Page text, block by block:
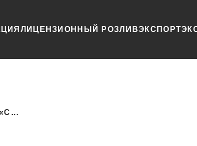
ЛИЦЕНЗИОННЫЙ РОЗЛИВЭКСПОРТ
АПЕРИТИВ «СИЛА ТРАВ»